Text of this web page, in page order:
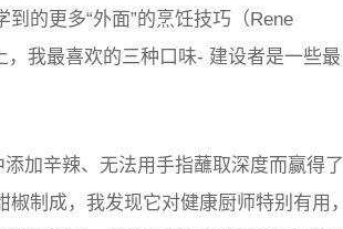
的更多“外面”的烹饪技巧（Rene
我最喜欢的三种口味- 建设者是一些最
加辛辣、无法用手指蘸取深度而赢得了
制成，我发现它对健康厨师特别有用，